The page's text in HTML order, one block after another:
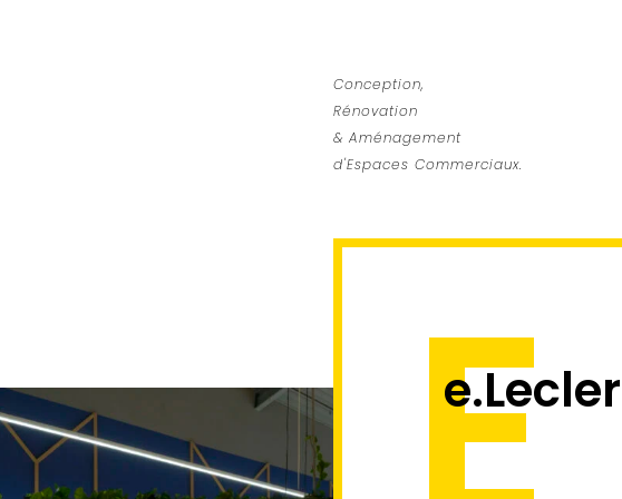
Conception,
Rénovation
& Aménagement
d'Espaces Commerciaux.